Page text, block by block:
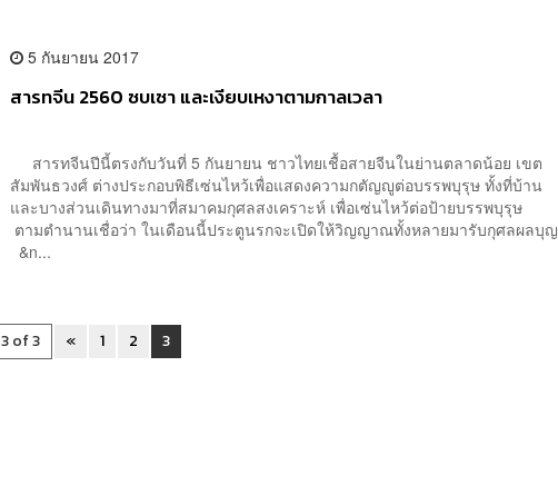
5 กันยายน 2017
สารทจีน 2560 ซบเซา และเงียบเหงาตามกาลเวลา
สารทจีนปีนี้ตรงกับวันที่ 5 กันยายน ชาวไทยเชื้อสายจีนในย่านตลาดน้อย เขต
สัมพันธวงศ์ ต่างประกอบพิธีเซ่นไหว้เพื่อแสดงความกตัญญูต่อบรรพบุรุษ ทั้งที่บ้าน
และบางส่วนเดินทางมาที่สมาคมกุศลสงเคราะห์ เพื่อเซ่นไหว้ต่อป้ายบรรพบุรุษ
ตามตำนานเชื่อว่า ในเดือนนี้ประตูนรกจะเปิดให้วิญญาณทั้งหลายมารับกุศลผลบุญ
&n...
3 of 3 « 1 2 3